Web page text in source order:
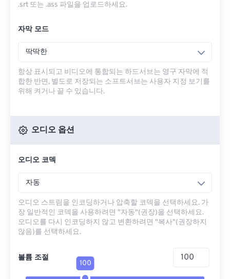
.srt 또는 .ass 파일을 업로드하세요.
자막 모드
딱딱한
항상 표시되고 비디오에 통합되는 하드서브는 영구 자막에 적
합한 반면, 별도로 저장되는 소프트서브는 사용자 지정 보기를
위해 켜거나 끌 수 있습니다.
오디오 옵션
오디오 코덱
자동
오디오 스트림을 인코딩하거나 압축할 코덱을 선택하세요. 가
장 일반적인 코덱을 사용하려면 "자동"(권장)을 선택하세요.
오디오를 다시 인코딩하지 않고 변환하려면 "복사"(권장하지
않음)를 선택하세요.
볼륨 조절
100